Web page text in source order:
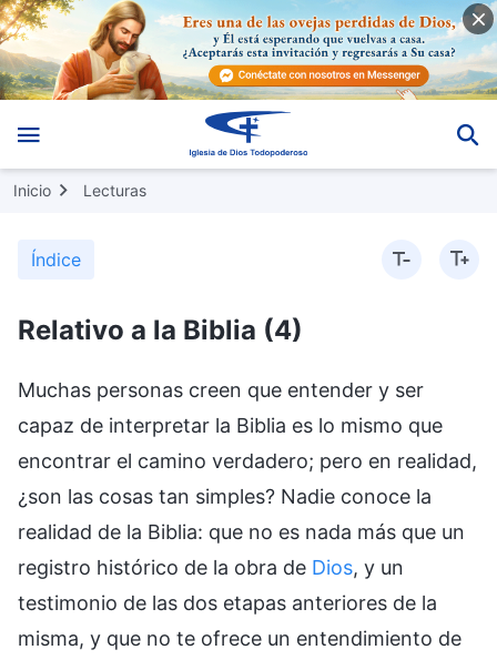
Inicio Lecturas
Índice
Relativo a la Biblia (4)
Muchas personas creen que entender y ser
capaz de interpretar la Biblia es lo mismo que
encontrar el camino verdadero; pero en realidad,
¿son las cosas tan simples? Nadie conoce la
realidad de la Biblia: que no es nada más que un
registro histórico de la obra de Dios, y un
testimonio de las dos etapas anteriores de la
misma, y que no te ofrece un entendimiento de